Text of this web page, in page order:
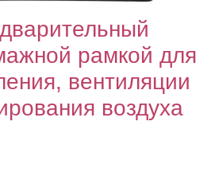
рамкой для
вентиляции
воздуха